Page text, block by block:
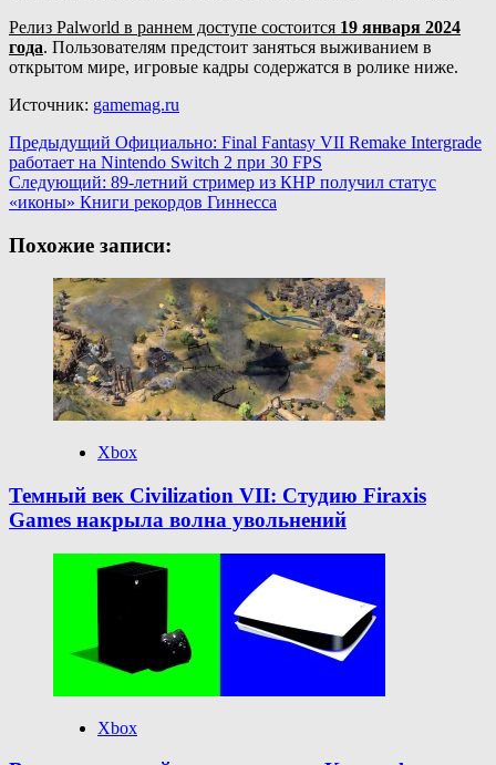
Релиз Palworld в раннем доступе состоится 19 января 2024
года. Пользователям предстоит заняться выживанием в
открытом мире, игровые кадры содержатся в ролике ниже.
Источник: gamemag.ru
Навигация
записи
Предыдущий Официально: Final Fantasy VII Remake Intergrade
работает на Nintendo Switch 2 при 30 FPS
Следующий: 89-летний стример из КНР получил статус
«иконы» Книги рекордов Гиннесса
Похожие записи:
Xbox
Темный век Civilization VII: Студию Firaxis
Games накрыла волна увольнений
Xbox